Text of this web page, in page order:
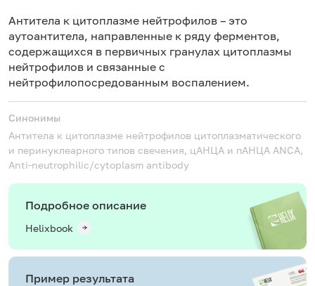
Антитела к цитоплазме нейтрофилов – это
аутоантитела, направленные к ряду ферментов,
содержащихся в первичных гранулах цитоплазмы
нейтрофилов и связанные с
нейтрофилопосредованным воспалением.
Синонимы
Антитела к цитоплазме нейтрофилов цитоплазматического
и перинуклеарного типов свечения, цАНЦА и пАНЦА ANCA,
Anti-neutrophilic/cytoplasm antibody
Подробное описание
Helixbook
Пример результата